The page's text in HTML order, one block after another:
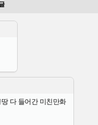
다 들어간 미친만화